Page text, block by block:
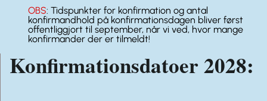
OBS: Tidspunkter for konfirmation og antal
konfirmandhold på konfirmationsdagen bliver først
offentliggjort til september, når vi ved, hvor mange
konfirmander der er tilmeldt!
Konfirmationsdatoer2028: